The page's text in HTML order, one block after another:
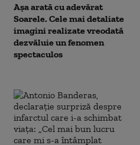
Așa arată cu adevărat
Soarele. Cele mai detaliate
imagini realizate vreodată
dezvăluie un fenomen
spectaculos